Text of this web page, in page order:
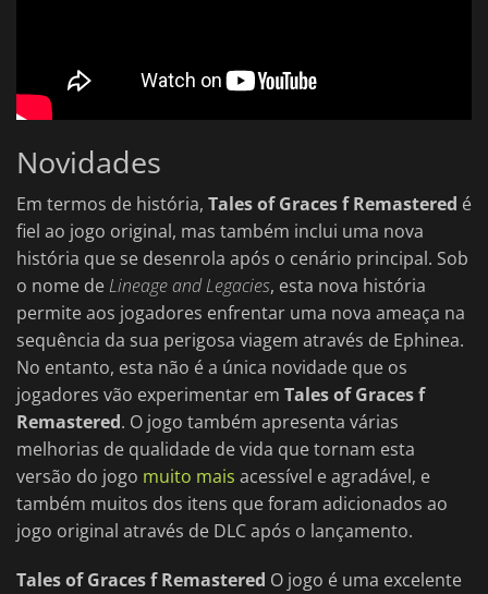
Novidades
Em termos de história, Tales of Graces f Remastered é
fiel ao jogo original, mas também inclui uma nova
história que se desenrola após o cenário principal. Sob
o nome deLineage and Legacies, esta nova história
permite aos jogadores enfrentar uma nova ameaça na
sequência da sua perigosa viagem através de Ephinea.
No entanto, esta não é a única novidade que os
jogadores vão experimentar em Tales of Graces f
Remastered. O jogo também apresenta várias
melhorias de qualidade de vida que tornam esta
versão do jogo muito mais acessível e agradável, e
também muitos dos itens que foram adicionados ao
jogo original através de DLC após o lançamento.
Tales of Graces f Remastered O jogo é uma excelente